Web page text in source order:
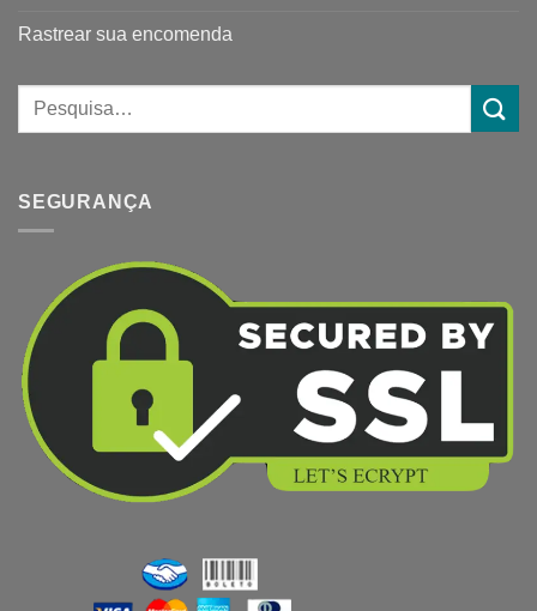
Rastrear sua encomenda
SEGURANÇA